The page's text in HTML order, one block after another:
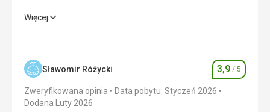
Ładny hotel i miła obsługa, plaża nic specjalnego.
Zakwaterowanie 4,0/ 5
Okolica
Więcej
Sławomir Różycki Ocena
3,9 / 5
Zweryfikowana opinia
Data pobytu: Styczeń 2026
Dodana Luty 2026